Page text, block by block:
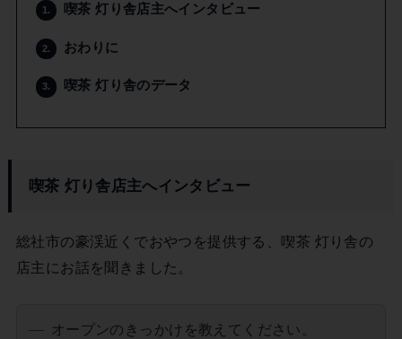
1. 喫茶 灯り舎店主へインタビュー
2. おわりに
3. 喫茶 灯り舎のデータ
喫茶 灯り舎店主へインタビュー
総社市の豪渓近くでおやつを提供する、喫茶 灯り舎の
店主にお話を聞きました。
オープンのきっかけを教えてください。